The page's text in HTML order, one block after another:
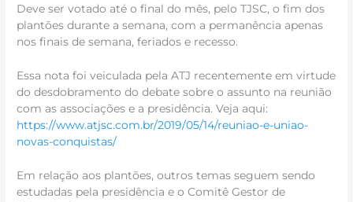
Deve ser votado até o final do mês, pelo TJSC, o fim dos
plantões durante a semana, com a permanência apenas
nos finais de semana, feriados e recesso.
Essa nota foi veiculada pela ATJ recentemente em virtude
do desdobramento do debate sobre o assunto na reunião
com as associações e a presidência. Veja aqui:
https://www.atjsc.com.br/2019/05/14/reuniao-e-uniao-
novas-conquistas/
Em relação aos plantões, outros temas seguem sendo
estudadas pela presidência e o Comitê Gestor de